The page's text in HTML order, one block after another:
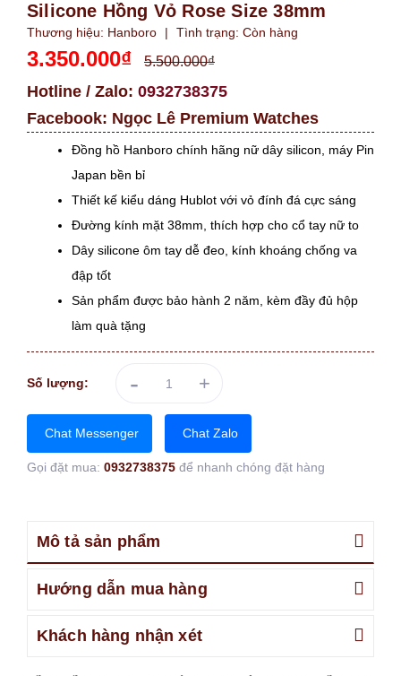
Silicone Hồng Vỏ Rose Size 38mm
Thương hiệu: Hanboro | Tình trạng: Còn hàng
3.350.000₫ 5.500.000₫
Hotline / Zalo: 0932738375
Facebook: Ngọc Lê Premium Watches
Đồng hồ Hanboro chính hãng nữ dây silicon, máy Pin
Japan bền bỉ
Thiết kế kiểu dáng Hublot với vỏ đính đá cực sáng
Đường kính mặt 38mm, thích hợp cho cổ tay nữ to
Dây silicone ôm tay dễ đeo, kính khoáng chống va
đập tốt
Sản phẩm được bảo hành 2 năm, kèm đầy đủ hộp
làm quà tặng
Số lượng: - +
Chat Messenger Chat Zalo
Gọi đặt mua: 0932738375 để nhanh chóng đặt hàng
Mô tả sản phẩm
Hướng dẫn mua hàng
Khách hàng nhận xét